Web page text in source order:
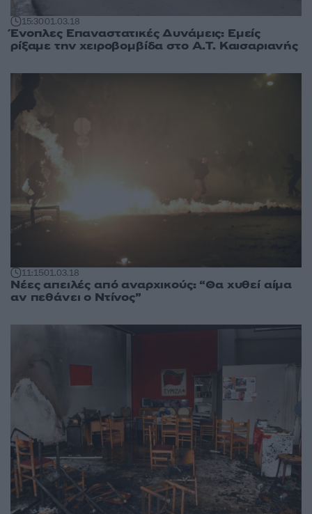
15:3001.03.18
Ένοπλες Επαναστατικές Δυνάμεις: Εμείς
ρίξαμε την χειροβομβίδα στο Α.Τ. Καισαριανής
11:1501.03.18
Νέες απειλές από αναρχικούς: “Θα χυθεί αίμα
αν πεθάνει ο Ντίνος”